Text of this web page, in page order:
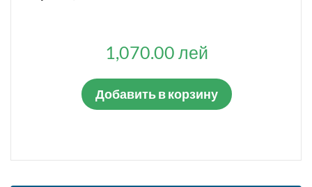
1,070.00 лей
Добавить в корзину